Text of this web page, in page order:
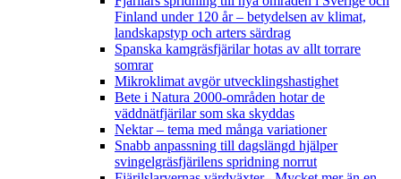
Finland under 120 år– betydelsen av klimat,
landskapstyp och arters särdrag
Spanska kamgräsfjärilar hotas av allt torrare
somrar
Mikroklimat avgör utvecklingshastighet
Bete i Natura 2000-områden hotar de
väddnätfjärilar som ska skyddas
Nektar – tema med många variationer
Snabb anpassning till dagslängd hjälper
svingelgräsfjärilens spridning norrut